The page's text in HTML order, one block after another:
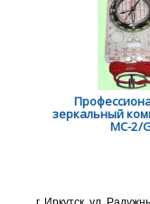
зеркальный
MC-2/